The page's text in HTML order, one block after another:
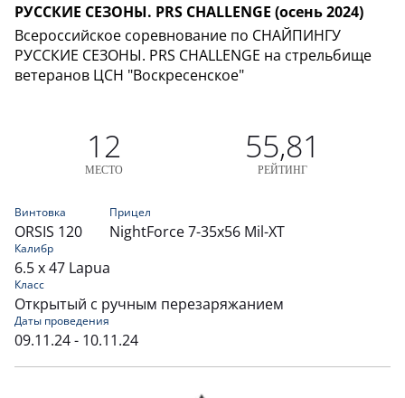
РУССКИЕ СЕЗОНЫ. PRS CHALLENGE (осень 2024)
Всероссийское соревнование по СНАЙПИНГУ
РУССКИЕ СЕЗОНЫ. PRS CHALLENGE на стрельбище
ветеранов ЦСН "Воскресенское"
12
МЕСТО
55,81
РЕЙТИНГ
Винтовка
ORSIS 120
Прицел
NightForce 7-35x56 Mil-XT
Калибр
6.5 x 47 Lapua
Класс
Открытый с ручным перезаряжанием
Даты проведения
09.11.24 - 10.11.24